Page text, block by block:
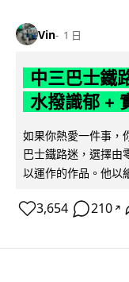
Vin 1 日
中三巴士鐵
水撥識郁 +
如果你熱愛一件事，
巴士鐵路迷，選擇由
以運作的作品。他以
3,654 210 ↗